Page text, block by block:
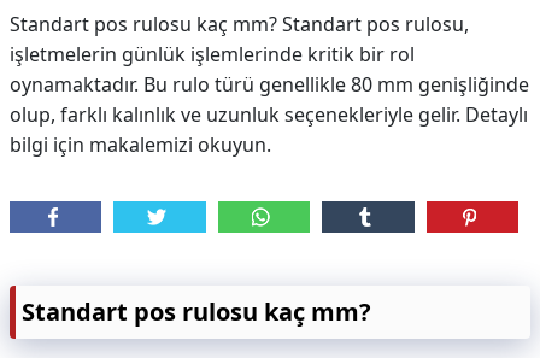
Standart pos rulosu kaç mm? Standart pos rulosu,
işletmelerin günlük işlemlerinde kritik bir rol
oynamaktadır. Bu rulo türü genellikle 80 mm genişliğinde
olup, farklı kalınlık ve uzunluk seçenekleriyle gelir. Detaylı
bilgi için makalemizi okuyun.
Standart pos rulosu kaç mm?